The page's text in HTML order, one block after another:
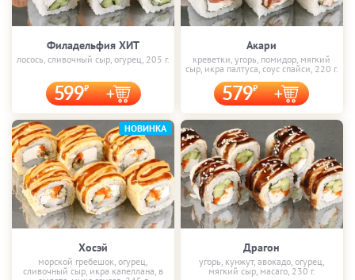
Филадельфия ХИТ
лосось, сливочный сыр, огурец, 205 г.
599
Акари
креветки, угорь, помидор, мягкий
сыр, икра палтуса, соус спайси, 220 г.
579
Хосэй
морской гребешок, огурец,
сливочный сыр, икра капеллана, в
НОВИНКА
Драгон
угорь, кунжут, авокадо, огурец,
мягкий сыр, масаго, 230 г.